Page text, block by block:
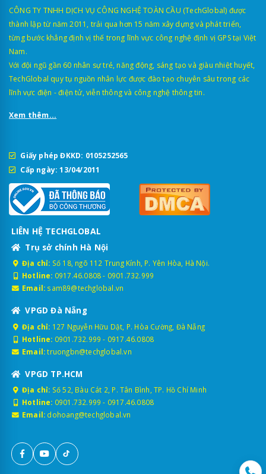
CÔNG TY TNHH DỊCH VỤ CÔNG NGHỆ TOÀN CẦU (TechGlobal) được
thành lập từ năm 2011, trải qua hơn 15 năm xây dựng và phát triển,
từng bước khẳng định vị thế trong lĩnh vực công nghệ định vị GPS tại Việt
Nam.
Với đội ngũ gần 60 nhân sự trẻ, năng động, sáng tạo và giàu nhiệt huyết,
TechGlobal quy tụ nguồn nhân lực được đào tạo chuyên sâu trong các
lĩnh vực điện - điện tử, viễn thông và công nghệ thông tin.
Xem thêm...
Giấy phép ĐKKD: 0105252565
Cấp ngày: 13/04/2011
LIÊN HỆ TECHGLOBAL
Trụ sở chính Hà Nội
Địa chỉ: Số 18, ngõ 112 Trung Kính, P. Yên Hòa, Hà Nội.
Hotline: 0917.46.0808- 0901.732.999
Email: sam89@techglobal.vn
VPGD Đà Nẵng
Địa chỉ: 127 Nguyễn Hữu Dật, P. Hòa Cường, Đà Nẵng
Hotline: 0901.732.999 - 0917.46.0808
Email: truongbn@techglobal.vn
VPGD TP.HCM
Địa chỉ: Số 52, Bàu Cát 2, P. Tân Bình, TP. Hồ Chí Minh
Hotline: 0901.732.999 - 0917.46.0808
Email: dohoang@techglobal.vn